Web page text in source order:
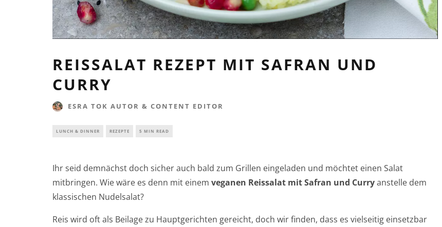
REISSALAT REZEPT MIT SAFRAN UND
CURRY
ESRA TOK AUTOR & CONTENT EDITOR
LUNCH & DINNER REZEPTE 5 MIN READ
Ihr seid demnächst doch sicher auch bald zum Grillen eingeladen und möchtet einen Salat
mitbringen. Wie wäre es denn mit einem veganen Reissalat mit Safran und Curryanstelle dem
klassischen Nudelsalat?
Reis wird oft als Beilage zu Hauptgerichten gereicht, doch wir finden, dass es vielseitig einsetzbar